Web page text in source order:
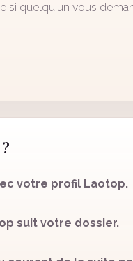
si quelqu'un vous
votre profil Laotop.
suit votre dossier.